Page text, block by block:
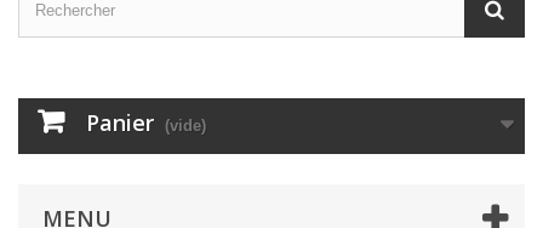
Panier (vide)
MENU